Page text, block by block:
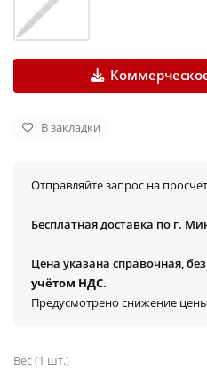
В закладки
Отправляйте запрос на
Бесплатная доставка по г.
Цена указана справочная,
учётом НДС.
Предусмотрено снижение
Вес (1 шт.)